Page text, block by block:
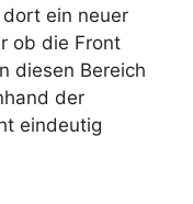
ein neuer
ob die Front
diesen Bereich
der
eindeutig